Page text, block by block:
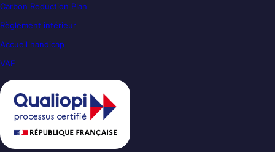
Carbon Reduction Plan
Règlement intérieur
Accueil handicap
VAE